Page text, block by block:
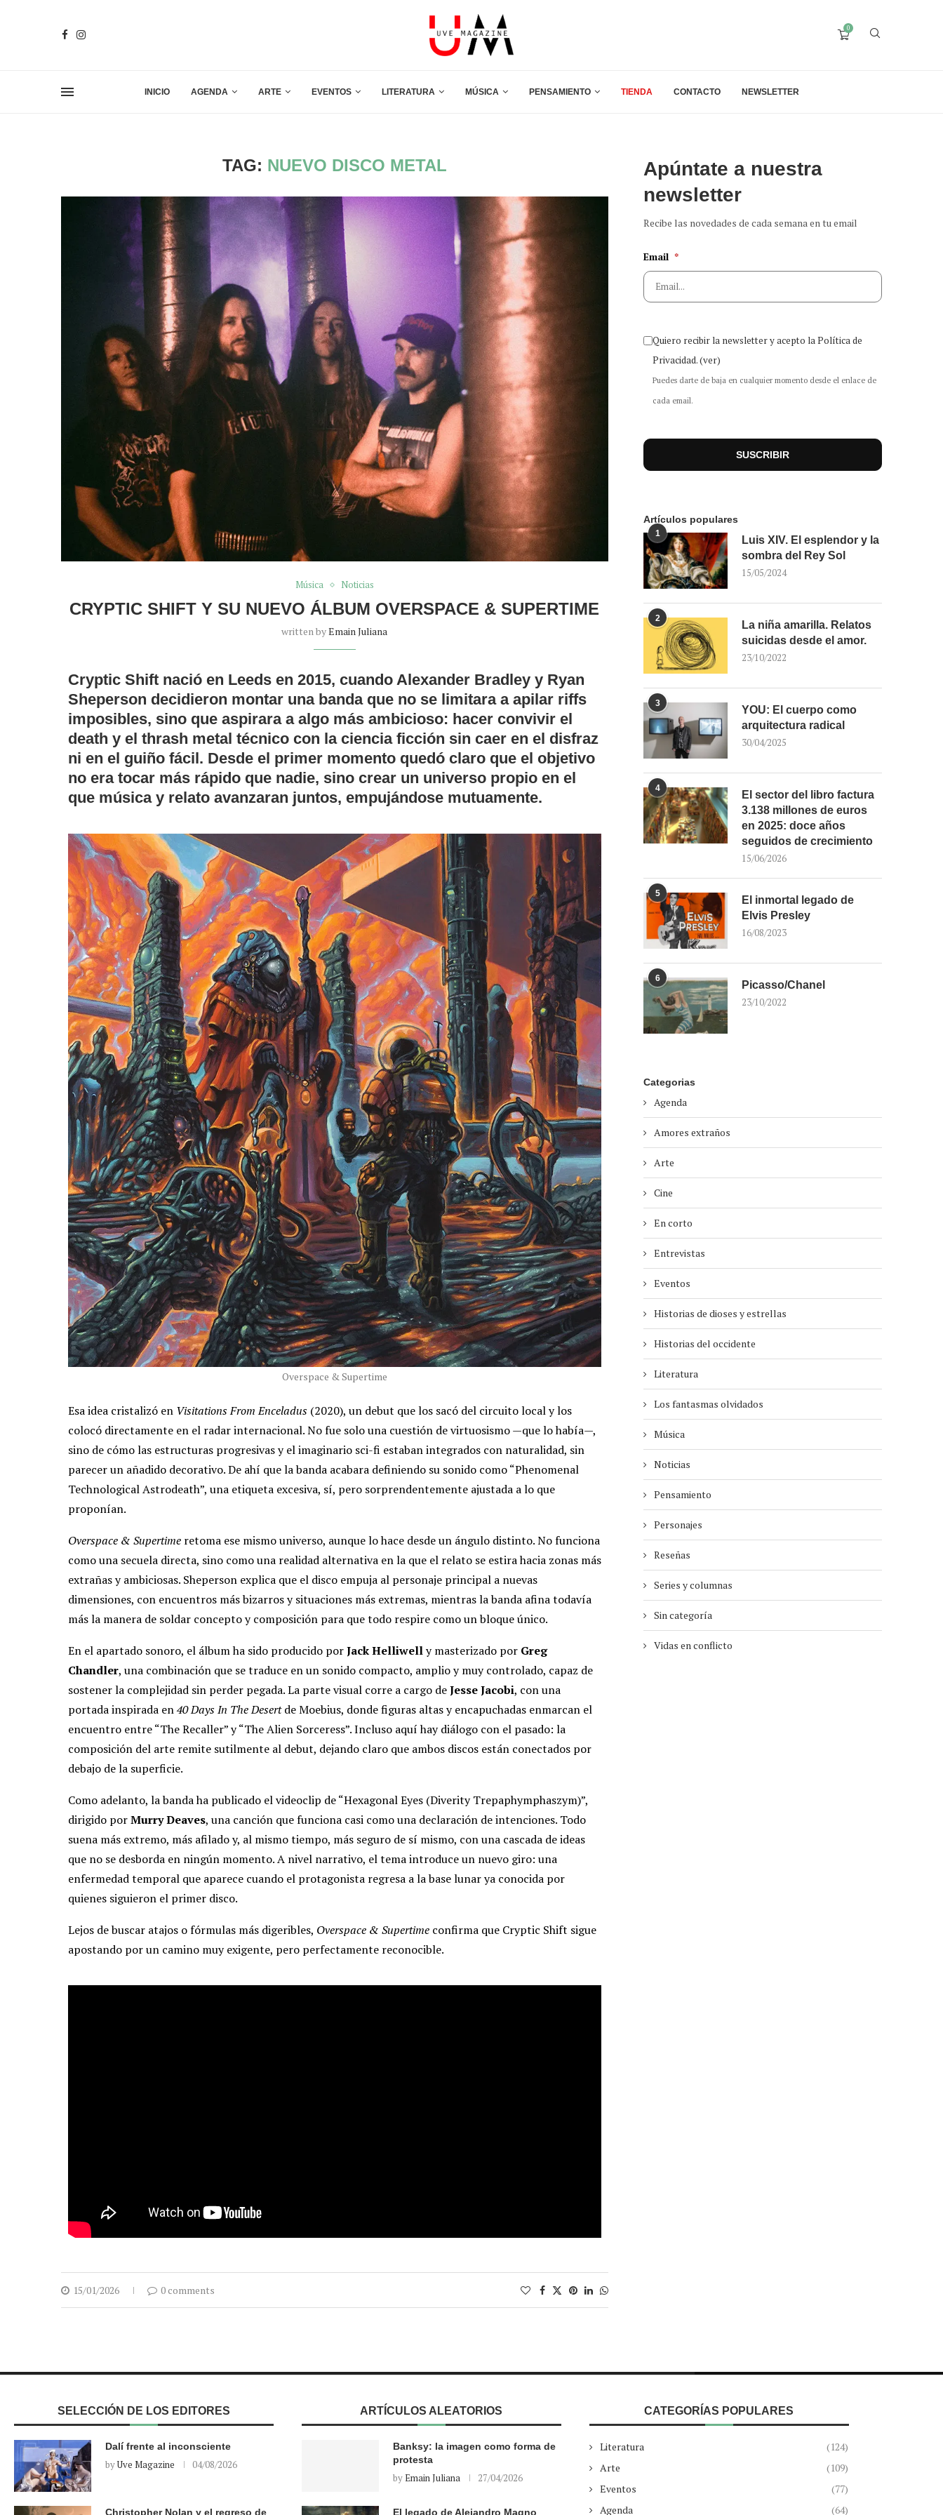
0
INICIO AGENDA ARTE EVENTOS LITERATURA MÚSICA PENSAMIENTO TIENDA CONTACTO NEWSLETTER
TAG: NUEVO DISCO METAL
Música Noticias
CRYPTIC SHIFT Y SU NUEVO ÁLBUM OVERSPACE & SUPERTIME
written byEmain Juliana
Cryptic Shift nació en Leeds en 2015, cuando Alexander Bradley y Ryan
Sheperson decidieron montar una banda que no se limitara a apilar riffs
imposibles, sino que aspirara a algo más ambicioso: hacer convivir el
death y el thrash metal técnico con la ciencia ficción sin caer en el disfraz
ni en el guiño fácil. Desde el primer momento quedó claro que el objetivo
no era tocar más rápido que nadie, sino crear un universo propio en el
que música y relato avanzaran juntos, empujándose mutuamente.
Overspace & Supertime
Esa idea cristalizó en Visitations From Enceladus (2020), un debut que los sacó del circuito local y los
colocó directamente en el radar internacional. No fue solo una cuestión de virtuosismo —que lo había—,
sino de cómo las estructuras progresivas y el imaginario sci-fi estaban integrados con naturalidad, sin
parecer un añadido decorativo. De ahí que la banda acabara definiendo su sonido como “Phenomenal
Technological Astrodeath”, una etiqueta excesiva, sí, pero sorprendentemente ajustada a lo que
proponían.
Overspace & Supertime retoma ese mismo universo, aunque lo hace desde un ángulo distinto. No funciona
como una secuela directa, sino como una realidad alternativa en la que el relato se estira hacia zonas más
extrañas y ambiciosas. Sheperson explica que el disco empuja al personaje principal a nuevas
dimensiones, con encuentros más bizarros y situaciones más extremas, mientras la banda afina todavía
más la manera de soldar concepto y composición para que todo respire como un bloque único.
En el apartado sonoro, el álbum ha sido producido porJack Helliwelly masterizado por Greg
Chandler, una combinación que se traduce en un sonido compacto, amplio y muy controlado, capaz de
sostener la complejidad sin perder pegada. La parte visual corre a cargo deJesse Jacobi, con una
portada inspirada en40 Days In The Desertde Moebius, donde figuras altas y encapuchadas enmarcan el
encuentro entre “The Recaller” y “The Alien Sorceress”. Incluso aquí hay diálogo con el pasado: la
composición del arte remite sutilmente al debut, dejando claro que ambos discos están conectados por
debajo de la superficie.
Como adelanto, la banda ha publicado el videoclip de “Hexagonal Eyes (Diverity Trepaphymphaszym)”,
dirigido porMurry Deaves, una canción que funciona casi como una declaración de intenciones. Todo
suena más extremo, más afilado y, al mismo tiempo, más seguro de sí mismo, con una cascada de ideas
que no se desborda en ningún momento. A nivel narrativo, el tema introduce un nuevo giro: una
enfermedad temporal que aparece cuando el protagonista regresa a la base lunar ya conocida por
quienes siguieron el primer disco.
Lejos de buscar atajos o fórmulas más digeribles, Overspace & Supertime confirma que Cryptic Shift sigue
apostando por un camino muy exigente, pero perfectamente reconocible.
15/01/2026 0 comments
Apúntate a nuestra
newsletter
Recibe las novedades de cada semana en tu email
Email *
Quiero recibir la newsletter y acepto la Política de
Privacidad.(ver)
Puedes darte de baja en cualquier momento desde el enlace de
cada email.
Artículos populares
1
Luis XIV. El esplendor y la
sombra del Rey Sol
15/05/2024
2
La niña amarilla. Relatos
suicidas desde el amor.
23/10/2022
3
YOU: El cuerpo como
arquitectura radical
30/04/2025
4
El sector del libro factura
3.138 millones de euros
en 2025: doce años
seguidos de crecimiento
15/06/2026
5
El inmortal legado de
Elvis Presley
16/08/2023
6
Picasso/Chanel
23/10/2022
Categorias
Agenda
Amores extraños
Arte
Cine
En corto
Entrevistas
Eventos
Historias de dioses y estrellas
Historias del occidente
Literatura
Los fantasmas olvidados
Música
Noticias
Pensamiento
Personajes
Reseñas
Series y columnas
Sin categoría
Vidas en conflicto
SELECCIÓN DE LOS EDITORES
Dalí frente al inconsciente
byUve Magazine 04/08/2026
Christopher Nolan y el regreso de
ARTÍCULOS ALEATORIOS
Banksy: la imagen como forma de
protesta
byEmain Juliana 27/04/2026
El legado de Alejandro Magno
CATEGORÍAS POPULARES
Literatura
(124)
Arte
(109)
Eventos
(77)
Agenda
(64)